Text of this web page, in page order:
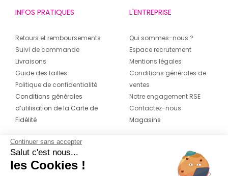
INFOS PRATIQUES
Retours et remboursements
Suivi de commande
Livraisons
Guide des tailles
Politique de confidentialité
Conditions générales
d’utilisation de la Carte de
Fidélité
L'ENTREPRISE
Qui sommes-nous ?
Espace recrutement
Mentions légales
Conditions générales de
ventes
Notre engagement RSE
Contactez-nous
Magasins
CONTACT
04 42 20 78 42
Continuer sans accepter
Salut c'est nous...
les Cookies !